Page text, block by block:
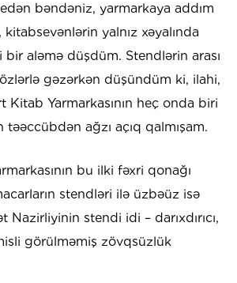
bəndəniz, yarmarkaya addım
yalnız xəyalında
aləmə düşdüm. Stendlərin arası
gəzərkən düşündüm ki, ilahi,
Kitab Yarmarkasının heç onda biri
ağzı açıq qalmışam.
bu ilki fəxri qonağı
stendləri ilə üzbəüz isə
Nazirliyinin stendi idi – darıxdırıcı,
görülməmiş zövqsüzlük